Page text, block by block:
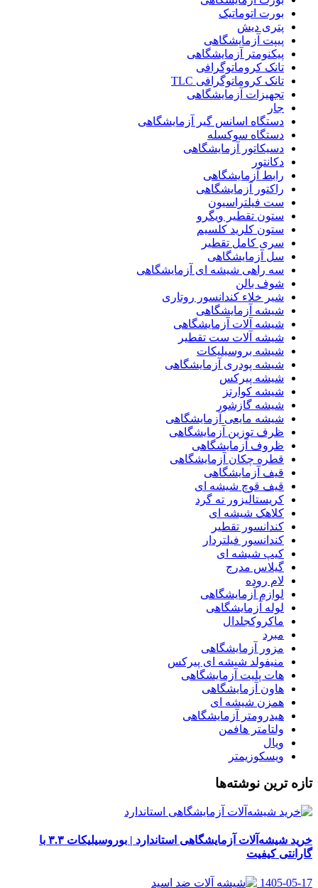
بورت اتوماتیک
پتری دیش
پیپت آزمایشگاهی
پیکنومتر آزمایشگاهی
تانک کروماتوگرافی
تانک کروماتوگرافی TLC
تجهیزات آزمایشگاهی
جار
دستگاه اسانس گیر آزمایشگاهی
دستگاه سوکسله
دسیکاتور آزمایشگاهی
دکانتور
رابط آزمایشگاهی
راکتور آزمایشگاهی
ست فیلتراسیون
ستون تقطیر ویگرو
ستون کلرید کلسیم
سری کامل تقطیر
سل آزمایشگاهی
سه راهی شیشه ای آزمایشگاهی
شوف بالن
شیر خلاء کندانسور روتاری
شیشه آزمایشگاهی
شیشه آلات آزمایشگاهی
شیشه آلات ست تقطیر
شیشه بروسیلیکات
شیشه پودری آزمایشگاهی
شیشه پیرکس
شیشه کوارتز
شیشه گازشور
شیشه مایعی آزمایشگاهی
ظرف توزین آزمایشگاهی
ظروف آزمایشگاهی
قطره چکان آزمایشگاهی
قیف آزمایشگاهی
قیف قوچ شیشه ای
کریستالیزور ته گرد
کلاهک شیشه ای
کندانسور تقطیر
کندانسور فیلتردار
کیپ شیشه ای
گیلاس مدرج
لام روده
لوازم آزمایشگاهی
لوله آزمایشگاهی
ماکروکجلدال
مبرد
مزور آزمایشگاهی
منیفولد شیشه ای پیرکس
هات پلیت آزمایشگاهی
هاون آزمایشگاهی
همزن شیشه ای
هیدرومتر آزمایشگاهی
ولتامتر هافمن
ویال
ویسکوزیمتر
تازه ترین نوشته‌ها
خرید شیشه‌آلات آزمایشگاهی استاندارد | بوروسیلیکات ۳.۳ با
گارانتی کیفیت
1405-05-17